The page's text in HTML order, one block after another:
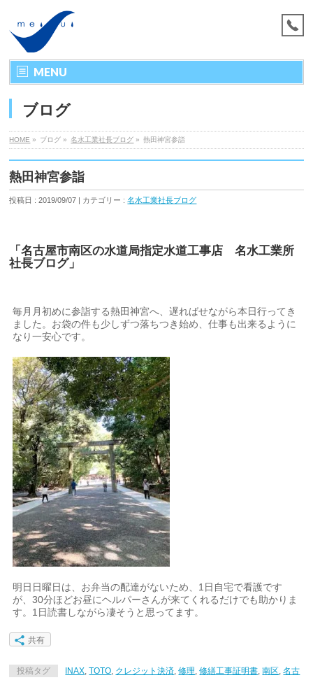
MENU
ブログ
HOME » ブログ » 名水工業社長ブログ » 熱田神宮参詣
熱田神宮参詣
投稿日 : 2019/09/07 | カテゴリー :名水工業社長ブログ
「名古屋市南区の水道局指定水道工事店 名水工業所
社長ブログ」
毎月月初めに参詣する熱田神宮へ、遅ればせながら本日行ってき
ました。お袋の件も少しずつ落ちつき始め、仕事も出来るように
なり一安心です。
明日日曜日は、お弁当の配達がないため、1日自宅で看護です
が、30分ほどお昼にヘルパーさんが来てくれるだけでも助かりま
す。1日読書しながら凄そうと思ってます。
共有
投稿タグ INAX,TOTO, クレジット決済,修理,修繕工事証明書,南区,名古